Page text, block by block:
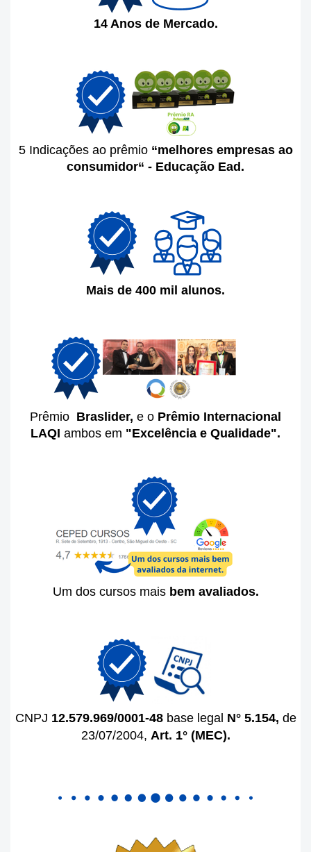
14 Anos de Mercado.
5 Indicações ao prêmio“melhores empresas ao
consumidor“ - Educação Ead.
Mais de 400 mil alunos.
Prêmio Braslider, e o Prêmio Internacional
LAQI ambos em "Excelência e Qualidade".
Um dos cursos mais bem avaliados.
CNPJ 12.579.969/0001-48base legal N° 5.154, de
23/07/2004, Art. 1° (MEC).